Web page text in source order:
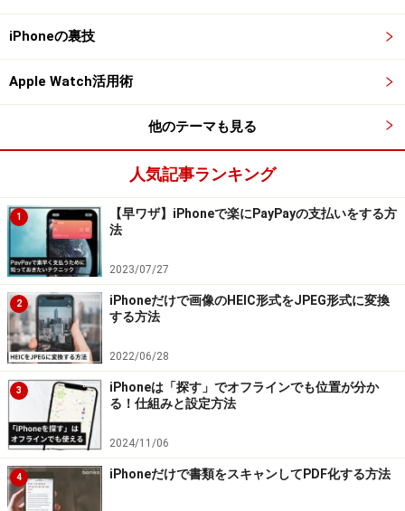
大きく変化したポイントの1つは「本体そのもの」で
宇宙や航空産業などで用いられている
を
化を実現しています。
・左上側面のスイッチが「アクションボタン」に変更
左上側面のスイッチが「アクションボタン」に変更され、着
信音のオン・オフ以外にもさまざまな機能が割り当てられる
ようになった
また、従来iPhoneの左側面上部に搭載されてきた着信／
サイレントスイッチが、
デフォルトの状態では着信・通知音のオン・オフのみが
できるように設定されていますが、これをカスタマイズ
してカメラを起動したり、ボイスメモを取ったり、ある
いはショートカット機能を活用してさまざまな機能を呼
び出したり……と、活用の幅を大きく広げられるようにな
iPhoneの裏技
Apple Watch活用術
他のテーマも見る
人気記事ランキング
1
【早ワザ】iPhoneで楽にPayPayの支払いをする方
法
2023/07/27
2
iPhoneだけで画像のHEIC形式をJPEG形式に変換
する方法
2022/06/28
3
iPhoneは「探す」でオフラインでも位置が分か
る！仕組みと設定方法
2024/11/06
4 iPhoneだけで書類をスキャンしてPDF化する方法